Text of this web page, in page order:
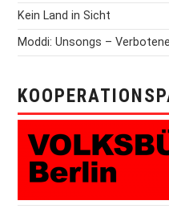
Kein Land in Sicht
Moddi: Unsongs –